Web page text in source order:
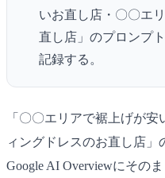
いお直し店・〇〇エ
直し店」のプロンプ
記録する。
「〇〇エリアで裾上げが
ィングドレスのお直し店」
Google AI Overviewにその